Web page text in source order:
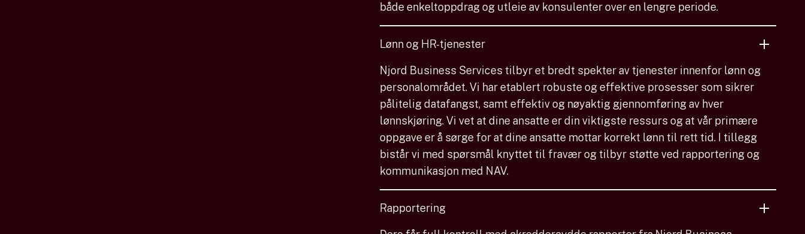
både enkeltoppdrag og utleie av konsulenter over en lengre periode.
Lønn og HR-tjenester
Njord Business Services tilbyr et bredt spekter av tjenester innenfor lønn og
personalområdet. Vi har etablert robuste og effektive prosesser som sikrer
pålitelig datafangst, samt effektiv og nøyaktig gjennomføring av hver
lønnskjøring. Vi vet at dine ansatte er din viktigste ressurs og at vår primære
oppgave er å sørge for at dine ansatte mottar korrekt lønn til rett tid. I tillegg
bistår vi med spørsmål knyttet til fravær og tilbyr støtte ved rapportering og
kommunikasjon med NAV.
Rapportering